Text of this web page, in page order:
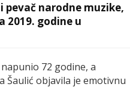
pevač narodne muzike,
2019. godine u
72 godine, a
Šaulić objavila je emotivnu